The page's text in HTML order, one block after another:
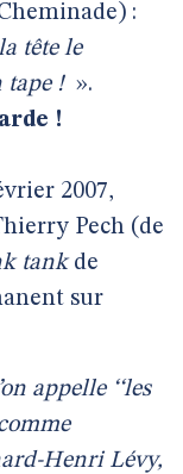
:
tête le
tape ! ».
!
2007,
Pech (de
tankde
sur
appelle ‘‘les
Henri Lévy,